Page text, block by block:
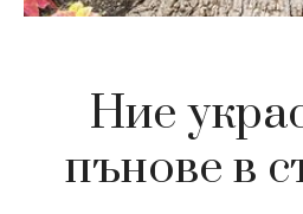
Ние
пънове в